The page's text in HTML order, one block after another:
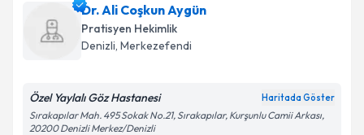
Takvim Talebini Gönder
Dr. Mahir Dönmeziçin randevu takvimi talebi
oluşturun. Size bu uzmandan randevu almanız için bir
takvim hazırlandığında e-posta ile bilgilendireceğiz.
Dr. Ali Coşkun Aygün
Pratisyen Hekimlik
Denizli, Merkezefendi
Özel Yaylalı Göz Hastanesi Haritada Göster
Sırakapılar Mah. 495 Sokak No.21, Sırakapılar, Kurşunlu Camii Arkası,
20200 Denizli Merkez/Denizli